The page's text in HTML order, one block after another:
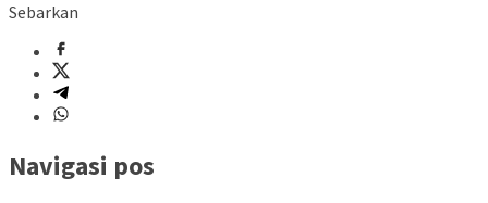
Sebarkan
Navigasi pos